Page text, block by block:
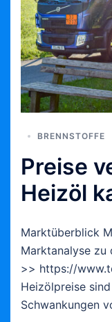
BRENNSTOFFE
Preise
Heizöl
Marktüberblick
Marktanalyse zu
>> https://
Heizölpreise
Schwankungen